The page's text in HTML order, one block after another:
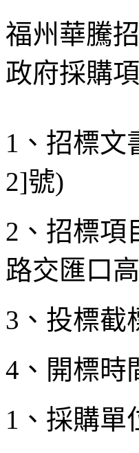
福州華騰
政府採購
1、招標文
2]號)
2、招標項
路交匯口
3、投標截
4、開標時
1、採購單